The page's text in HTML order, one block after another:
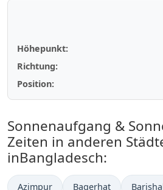
Höhepunkt:
Richtung:
Position:
Sonnenaufgang &
Zeiten in anderen
inBangladesch:
Azimpur Bagerhat